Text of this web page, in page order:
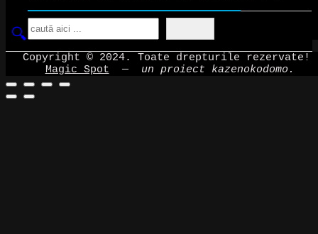
Copyright © 2024. Toate drepturile rezervate!
Magic Spot — un proiect kazenokodomo.